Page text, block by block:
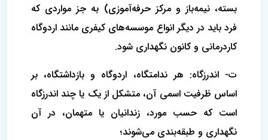
بسته، نیمه‌باز و مرکز حرفه‌آموزی) به جز مواردی که
فرد باید در دیگر انواع موسسه‌های کیفری مانند اردوگاه
کاردرمانی و کانون نگهداری شود.
ت- اندرزگاه: هر ندامتگاه، اردوگاه و بازداشتگاه، بر
اساس ظرفیت اسمی آن، متشکل از یک یا چند اندرزگاه
است که حسب مورد، زندانیان یا متهمان، در آن
نگهداری و طبقه‌بندی می‌شوند؛